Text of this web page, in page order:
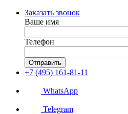
Заказать звонок
Ваше имя
Телефон
Отправить
+7 (495) 161-81-11
WhatsApp
Telegram